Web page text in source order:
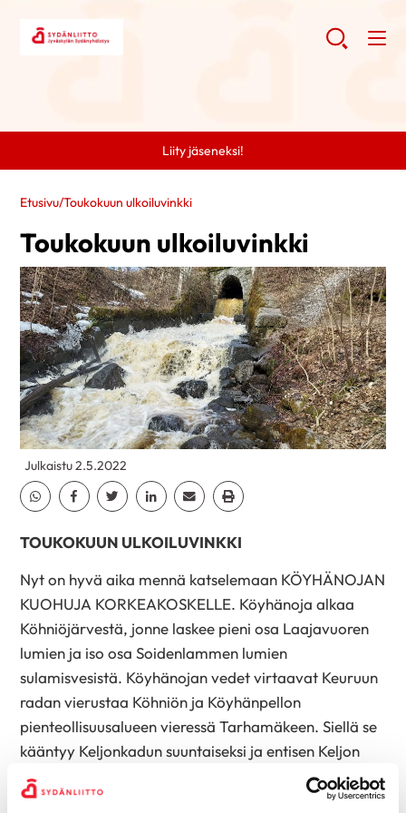
Liity jäseneksi!
Etusivu/Toukokuun ulkoiluvinkki
Toukokuun ulkoiluvinkki
Julkaistu 2.5.2022
Jaa Whatsapp
Jaa Facebook
Jaa TwitterJaa Linkedin
Jaa EmailJaa Print
TOUKOKUUN ULKOILUVINKKI
Nyt on hyvä aika mennä katselemaan KÖYHÄNOJAN
KUOHUJA KORKEAKOSKELLE. Köyhänoja alkaa
Köhniöjärvestä, jonne laskee pieni osa Laajavuoren
lumien ja iso osa Soidenlammen lumien
sulamisvesistä. Köyhänojan vedet virtaavat Keuruun
radan vierustaa Köhniön ja Köyhänpellon
pienteollisuusalueen vieressä Tarhamäkeen. Siellä se
kääntyy Keljonkadun suuntaiseksi ja entisen Keljon
kirkon kohdalla kääntyy Keuruun radan alitse vievään
tunneliin. Tunnelin suulta on iso pudotus ja suurimmat